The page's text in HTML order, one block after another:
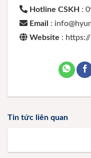
Hotline CSKH :
Email :
Website :
Tin tức liên quan